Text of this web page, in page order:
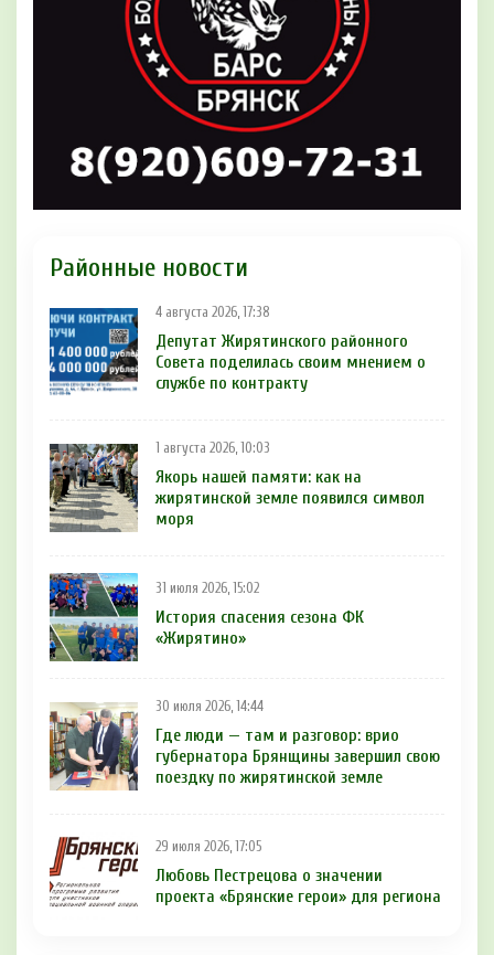
Районные новости
4 августа 2026, 17:38
Депутат Жирятинского районного
Совета поделилась своим мнением о
службе по контракту
1 августа 2026, 10:03
Якорь нашей памяти: как на
жирятинской земле появился символ
моря
31 июля 2026, 15:02
История спасения сезона ФК
«Жирятино»
30 июля 2026, 14:44
Где люди — там и разговор: врио
губернатора Брянщины завершил свою
поездку по жирятинской земле
29 июля 2026, 17:05
Любовь Пестрецова о значении
проекта «Брянские герои» для региона